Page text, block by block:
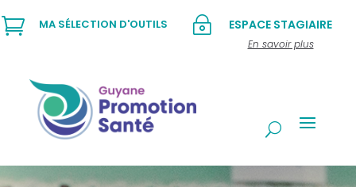
~ ESPACE STAGIAIRE
En savoir plus
 MA SÉLECTION D'OUTILS